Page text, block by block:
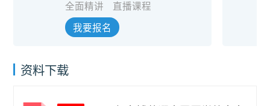
全面精讲 直播课程
我要报名
资料下载